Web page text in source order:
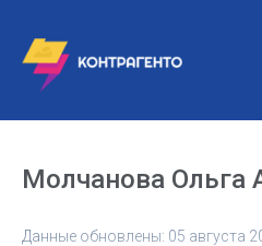
Молчанова Ольга
Данные обновлены: 05 августа